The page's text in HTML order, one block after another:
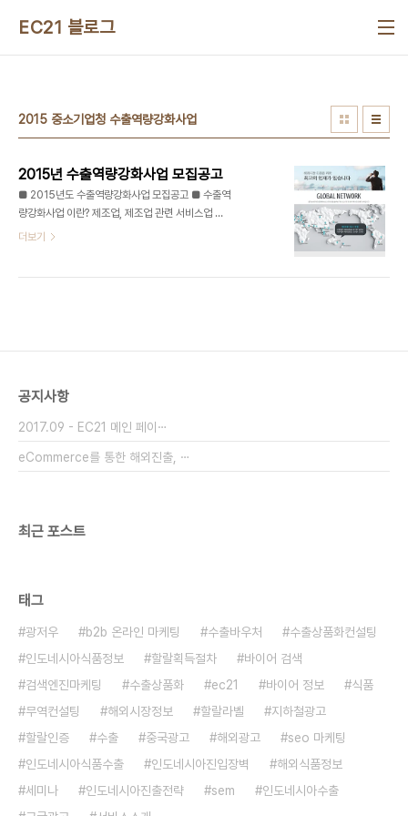
EC21 블로그
2015 중소기업청 수출역량강화사업
2015년 수출역량강화사업 모집공고
■ 2015년도 수출역량강화사업 모집공고 ■ 수출역
량강화사업 이란? 제조업, 제조업 관련 서비스업 또
는 지식기반 관련 서비스업을 영위하는 중소기업 수
유망기업은 최대 30백만원까지 지원하고 나머지 비
출초보기업 20백만원 (90%) * 무역실무교육 * 외
국어 전..
더보기
공지사항
2017.09 - EC21 메인 페이⋯
eCommerce를 통한 해외진출, ⋯
최근 포스트
태그
광저우 b2b 온라인 마케팅 수출바우처
수출상품화컨설팅
인도네시아식품정보
할랄획득절차
바이어 검색
검색엔진마케팅
수출상품화 ec21 바이어 정보
식품
무역컨설팅
해외시장정보 할랄라벨
지하철광고
할랄인증
수출 중국광고 해외광고
seo 마케팅
인도네시아식품수출
인도네시아진입장벽
해외식품정보
세미나
인도네시아진출전략 sem
인도네시아수출